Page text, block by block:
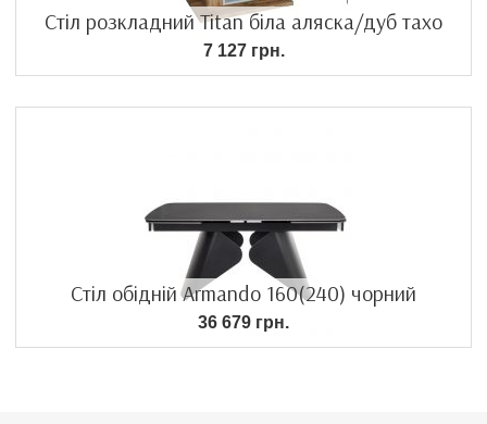
Стіл розкладний Titan біла аляска/дуб тахо
7 127 грн.
Стіл обідній Armando 160(240) чорний
36 679 грн.